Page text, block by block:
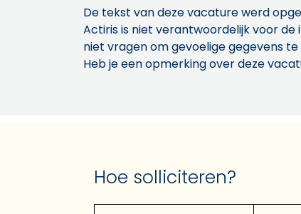
De tekst van deze vacature werd
Actiris is niet verantwoordelijk voor
niet vragen om gevoelige gegevens te
Heb je een opmerking over deze
Hoe solliciteren?